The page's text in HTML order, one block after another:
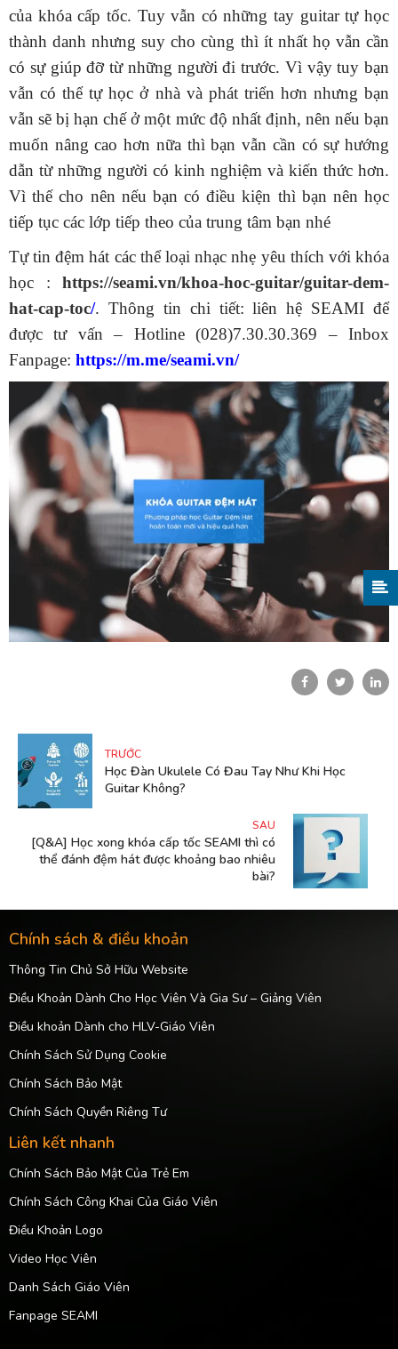
của khóa cấp tốc. Tuy vẫn có những tay guitar tự học
thành danh nhưng suy cho cùng thì ít nhất họ vẫn cần
có sự giúp đỡ từ những người đi trước. Vì vậy tuy bạn
vẫn có thể tự học ở nhà và phát triển hơn nhưng bạn
vẫn sẽ bị hạn chế ở một mức độ nhất định, nên nếu bạn
muốn nâng cao hơn nữa thì bạn vẫn cần có sự hướng
dẫn từ những người có kinh nghiệm và kiến thức hơn.
Vì thế cho nên nếu bạn có điều kiện thì bạn nên học
tiếp tục các lớp tiếp theo của trung tâm bạn nhé
Tự tin đệm hát các thể loại nhạc nhẹ yêu thích với khóa
học : https://seami.vn/khoa-hoc-guitar/guitar-dem-
hat-cap-toc/. Thông tin chi tiết: liên hệ SEAMI để
được tư vấn – Hotline (028)7.30.30.369 – Inbox
Fanpage: https://m.me/seami.vn/
TRƯỚC
Học Đàn Ukulele Có Đau Tay Như Khi Học
Guitar Không?
SAU
[Q&A] Học xong khóa cấp tốc SEAMI thì có
thể đánh đệm hát được khoảng bao nhiêu
bài?
Chính sách & điều khoản
Thông Tin Chủ Sở Hữu Website
Điều Khoản Dành Cho Học Viên Và Gia Sư – Giảng Viên
Điều khoản Dành cho HLV-Giáo Viên
Chính Sách Sử Dụng Cookie
Chính Sách Bảo Mật
Chính Sách Quyền Riêng Tư
Liên kết nhanh
Chính Sách Bảo Mật Của Trẻ Em
Chính Sách Công Khai Của Giáo Viên
Điều Khoản Logo
Video Học Viên
Danh Sách Giáo Viên
Fanpage SEAMI